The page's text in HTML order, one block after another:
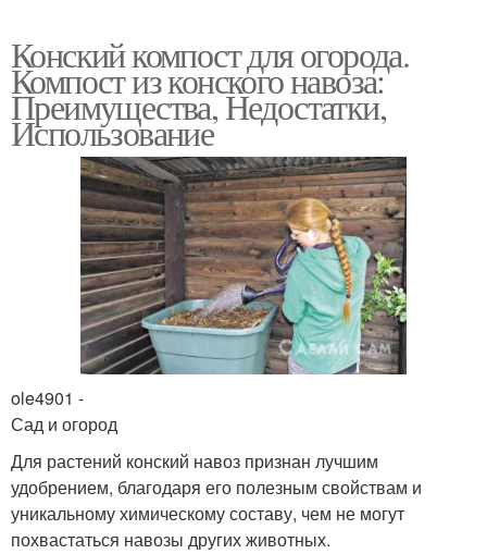
Конский компост для огорода.
Компост из конского навоза:
Преимущества, Недостатки,
Использование
ole4901 -
Сад и огород
Для растений конский навоз признан лучшим
удобрением, благодаря его полезным свойствам и
уникальному химическому составу, чем не могут
похвастаться навозы других животных.